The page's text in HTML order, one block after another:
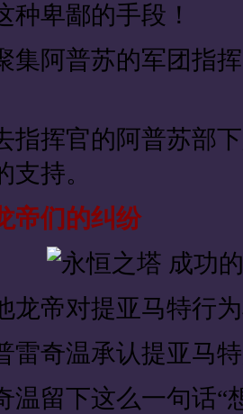
卑鄙的手段！
阿普苏的军团指挥
挥官的阿普苏部下
持。
帝们的纠纷
帝对提亚马特行为
奇温承认提亚马特
留下这么一句话“